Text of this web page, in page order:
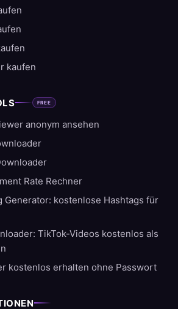
kaufen
FREE
anonym ansehen
Rate Rechner
Generator: kostenlose Hashtags für
TikTok-Videos kostenlos als
kostenlos erhalten ohne Passwort